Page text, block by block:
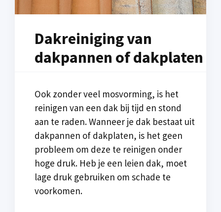
Dakreiniging van
dakpannen of dakplaten
Ook zonder veel mosvorming, is het
reinigen van een dak bij tijd en stond
aan te raden. Wanneer je dak bestaat uit
dakpannen of dakplaten, is het geen
probleem om deze te reinigen onder
hoge druk. Heb je een leien dak, moet
lage druk gebruiken om schade te
voorkomen.